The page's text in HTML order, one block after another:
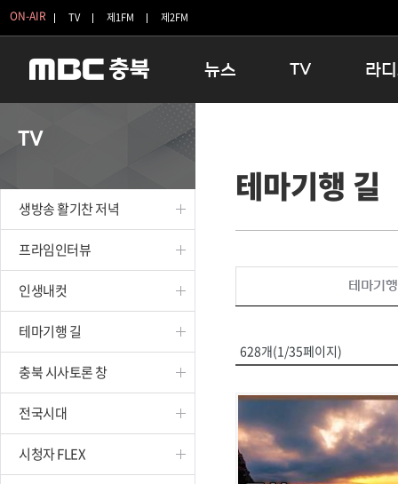
ON-AIR TV 제1FM 제2FM
뉴스
보은
옥천
TV
인생내컷
테마기행 길
시청자 FLEX
라
16:00
우리 고
TV
생방송 활기찬 저녁
프라임인터뷰
인생내컷
테마기행 길
충북 시사토론 창
전국시대
시청자 FLEX
테마기행 길
테마기
628개(1/35페이지)